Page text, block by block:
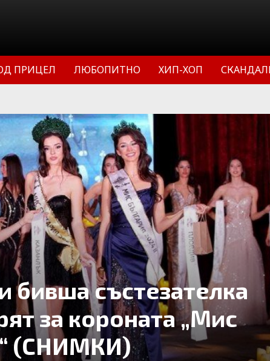
ПРИЦЕЛ ЛЮБОПИТНО ХИП-ХОП
бивша състезателка
за короната „Мис
(СНИМКИ)